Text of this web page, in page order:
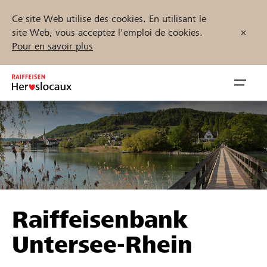
Ce site Web utilise des cookies. En utilisant le
site Web, vous acceptez l'emploi de cookies.
Pour en savoir plus
Inhalt
springen
öffnen
Parrainer
Soutien & assistance
Trouvez des projets et des organisations
Démarrez maintenant
Raiffeisenbank
Untersee-Rhein